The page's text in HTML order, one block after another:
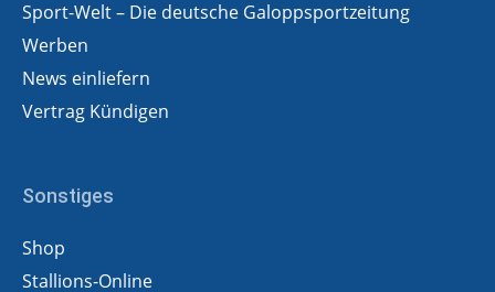
Sport-Welt – Die deutsche Galoppsportzeitung
Werben
News einliefern
Vertrag Kündigen
Sonstiges
Shop
Stallions-Online